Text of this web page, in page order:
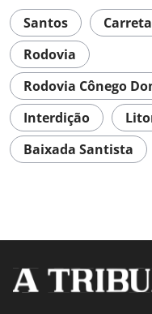
Santos
Rodovia
Rodovia Cônego
Interdição
Baixada Santista